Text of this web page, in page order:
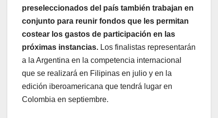
preseleccionados del país también trabajan en
conjunto para reunir fondos que les permitan
costear los gastos de participación en las
próximas instancias. Los finalistas representarán
a la Argentina en la competencia internacional
que se realizará en Filipinas en julio y en la
edición iberoamericana que tendrá lugar en
Colombia en septiembre.